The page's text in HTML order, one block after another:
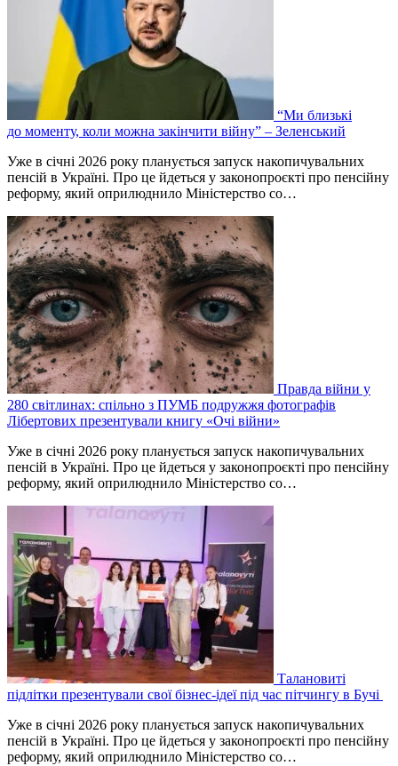
“Ми близькі
до моменту, коли можна закінчити війну” – Зеленський
Уже в січні 2026 року планується запуск накопичувальних
пенсій в Україні. Про це йдеться у законопроєкті про пенсійну
реформу, який оприлюднило Міністерство со…
Правда війни у
280 світлинах: спільно з ПУМБ подружжя фотографів
Лібертових презентували книгу «Очі війни»
Уже в січні 2026 року планується запуск накопичувальних
пенсій в Україні. Про це йдеться у законопроєкті про пенсійну
реформу, який оприлюднило Міністерство со…
Талановиті
підлітки презентували свої бізнес-ідеї під час пітчингу в Бучі
Уже в січні 2026 року планується запуск накопичувальних
пенсій в Україні. Про це йдеться у законопроєкті про пенсійну
реформу, який оприлюднило Міністерство со…